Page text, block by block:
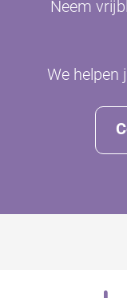
Neem
We helpen